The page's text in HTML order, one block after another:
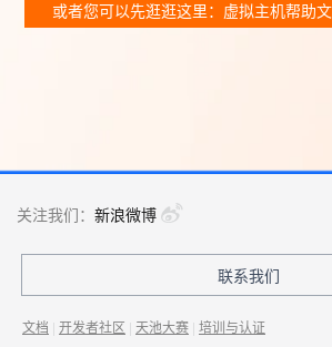
或者您可以先逛逛这里：虚拟主机帮助